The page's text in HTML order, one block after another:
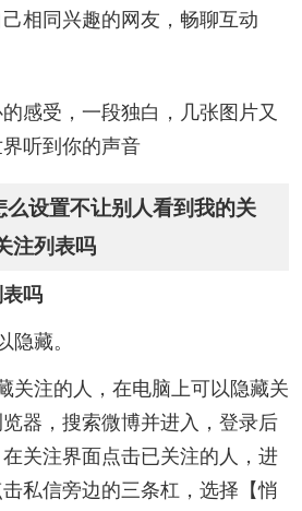
相同兴趣的网友，畅聊互动
感受，一段独白，几张图片又
听到你的声音
么设置不让别人看到我的关
注列表吗
吗
隐藏。
关注的人，在电脑上可以隐藏关
器，搜索微博并进入，登录后
关注界面点击已关注的人，进
私信旁边的三条杠，选择【悄